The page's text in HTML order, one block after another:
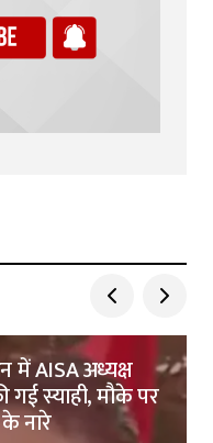
में AISA अध्यक्ष
गई स्याही, मौके पर
नारे